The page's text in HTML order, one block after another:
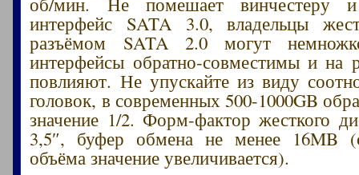
интерфейс SATA 3.0, владельцы
разъёмом SATA 2.0 могут
интерфейсы обратно-совместимы и на
повлияют. Не упускайте из виду
головок, в современных 500-1000GB
значение 1/2. Форм-фактор жесткого
3,5″, буфер обмена не менее 16MB
объёма значение увеличивается).